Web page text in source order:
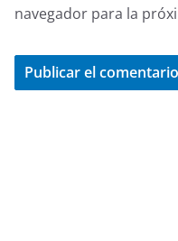
navegador para la